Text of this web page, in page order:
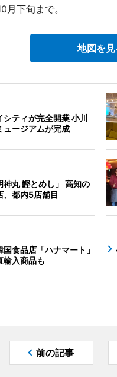
下旬まで。
地図を見
ティが完全開業 小川
ュージアムが完成
丸 鰹とめし」 高知の
、都内5店舗目
食品店「ハナマート」
輸入商品も
前の記事